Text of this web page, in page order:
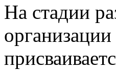
На стадии